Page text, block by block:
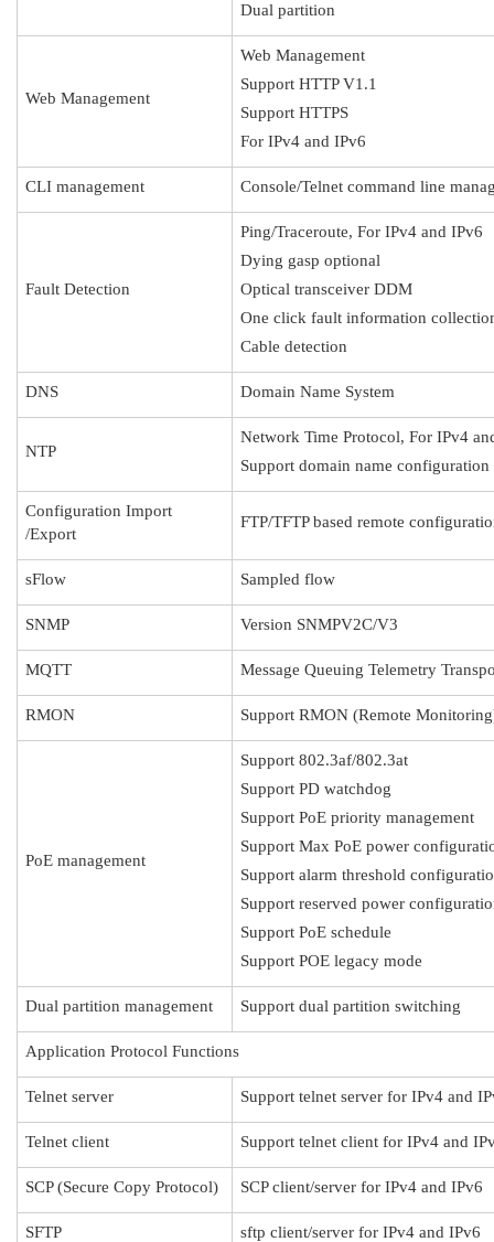
Dual partition
Web Management
Web Management
Support HTTP V1.1
Support HTTPS
For IPv4 and IPv6
CLI management Console/Telnet command line
Fault Detection
Ping/Traceroute, For IPv4 and IPv6
Dying gasp optional
Optical transceiver DDM
One click fault information
Cable detection
DNS Domain Name System
NTP
Network Time Protocol, For IPv4
Support domain name configuration
Configuration Import
/Export
FTP/TFTP based remote
sFlow Sampled flow
SNMP Version SNMPV2C/V3
MQTT Message Queuing Telemetry
RMON Support RMON (Remote
PoE management
Support 802.3af/802.3at
Support PD watchdog
Support PoE priority management
Support Max PoE power
Support alarm threshold
Support reserved power
Support PoE schedule
Support POE legacy mode
Dual partition management Support dual partition switching
Application Protocol Functions
Telnet server Support telnet server for IPv4 and
Telnet client Support telnet client for IPv4 and
SCP (Secure Copy Protocol) SCP client/server for IPv4 and IPv6
SFTP sftp client/server for IPv4 and IPv6